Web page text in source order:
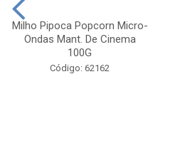
Milho Pipoca Popcorn Micro-
Ondas Mant. De Cinema
100G
Código: 62162